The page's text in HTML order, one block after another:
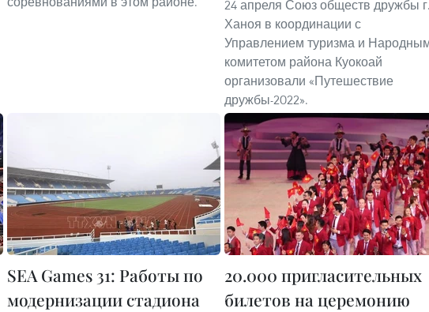
24 апреля Союз обществ дружбы
Ханоя в координации с
Управлением туризма и
комитетом района Куокоай
организовали «Путешествие
дружбы-2022».
SEA Games 31: Работы по
модернизации стадиона
20.000 пригласительных
билетов на церемонию